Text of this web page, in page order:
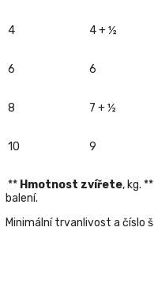
4 4 + ½
6 6
8 7 + ½
10 9
** Hmotnost zvířete, kg.
balení.
Minimální trvanlivost a číslo